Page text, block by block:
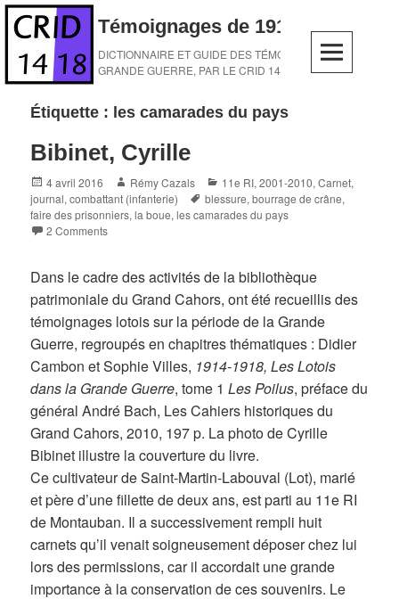
Skip
content
Témoignages de 1914-1918
DICTIONNAIRE ET GUIDE DES TÉMOINS DE LA
GRANDE GUERRE, PAR LE CRID 14-18
Étiquette : les camarades du pays
Bibinet, Cyrille
Posted
on
4 avril 2016 Author
Rémy Cazals Categories
11e RI,2001-2010,Carnet,
journal,combattant (infanterie) Tags
blessure,bourrage de crâne,
faire des prisonniers,la boue,les camarades du pays
2 Comments
Dans le cadre des activités de la bibliothèque
patrimoniale du Grand Cahors, ont été recueillis des
témoignages lotois sur la période de la Grande
Guerre, regroupés en chapitres thématiques : Didier
Cambon et Sophie Villes, 1914-1918, Les Lotois
dans la Grande Guerre, tome 1Les Poilus, préface du
général André Bach, Les Cahiers historiques du
Grand Cahors, 2010, 197 p. La photo de Cyrille
Bibinet illustre la couverture du livre.
Ce cultivateur de Saint-Martin-Labouval (Lot), marié
et père d’une fillette de deux ans, est parti au 11e RI
de Montauban. Il a successivement rempli huit
carnets qu’il venait soigneusement déposer chez lui
lors des permissions, car il accordait une grande
importance à la conservation de ces souvenirs. Le